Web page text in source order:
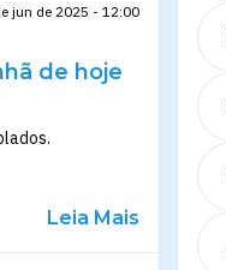
jun de 2025 - 12:00
de hoje
Leia Mais